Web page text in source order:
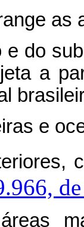
as
e do
a
e